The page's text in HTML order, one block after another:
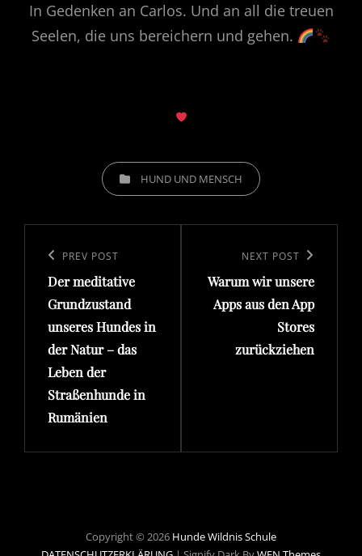
In Gedenken an Carlos. Und an all die treuen
Seelen, die uns bereichern und gehen.
CATEGORIESHUND UND MENSCH
Previous
Post
PREV POST
Der meditative
Grundzustand
unseres Hundes in
der Natur – das
Leben der
Straßenhunde in
Rumänien
Post
NEXT POST
Warum wir unsere
Apps aus den App
Stores
zurückziehen
Copyright © 2026 Hunde Wildnis Schule